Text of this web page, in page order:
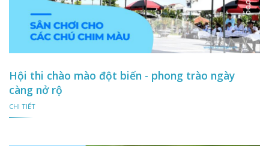
Hội thi chào mào đột biến - phong trào ngày
càng nở rộ
CHI TIẾT